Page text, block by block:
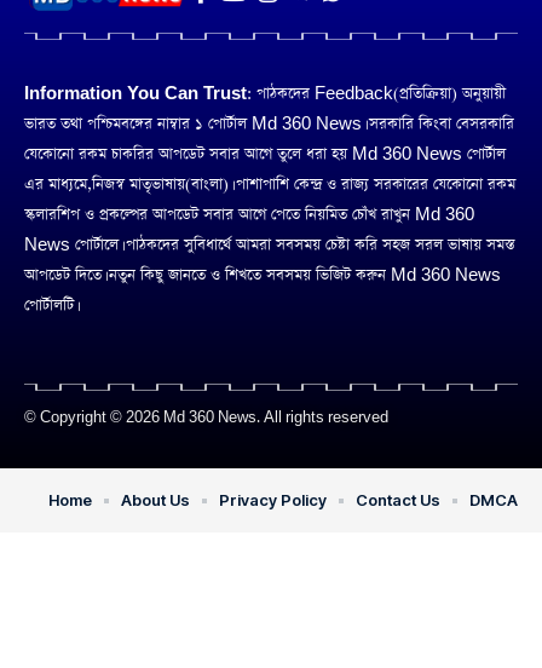
Information You Can Trust: পাঠকদের Feedback(প্রতিক্রিয়া) অনুয়ায়ী
ভারত তথা পশ্চিমবঙ্গের নাম্বার ১ পোর্টাল Md 360 News। সরকারি কিংবা বেসরকারি
যেকোনো রকম চাকরির আপডেট সবার আগে তুলে ধরা হয় Md 360 News পোর্টাল
এর মাধ্যমে,নিজস্ব মাতৃভাষায়(বাংলা)। পাশাপাশি কেন্দ্র ও রাজ্য সরকারের যেকোনো রকম
স্কলারশিপ ও প্রকল্পের আপডেট সবার আগে পেতে নিয়মিত চোঁখ রাখুন Md 360
News পোর্টালে। পাঠকদের সুবিধার্থে আমরা সবসময় চেষ্টা করি সহজ সরল ভাষায় সমস্ত
আপডেট দিতে। নতুন কিছু জানতে ও শিখতে সবসময় ভিজিট করুন Md 360 News
পোর্টালটি।
© Copyright © 2026 Md 360 News. All rights reserved
Home About Us Privacy Policy Contact Us DMCA